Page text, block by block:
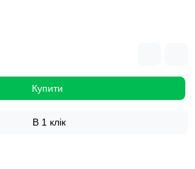
Купити
В 1 клік